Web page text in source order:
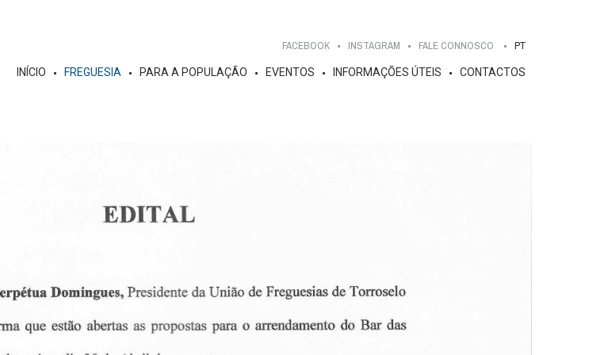
FACEBOOK INSTAGRAM FALE CONNOSCO PT
INÍCIO FREGUESIA PARA A POPULAÇÃO EVENTOS INFORMAÇÕES ÚTEIS CONTACTOS